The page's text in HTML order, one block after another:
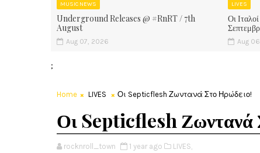
MUSIC NEWS
Underground Releases @ #RnRT / 7th
August
Aug 07, 2026
LIVES
Οι
Aug
;
Home LIVES Οι Septicflesh Ζωντανά Στο Ηρώδειο!
Οι Septicflesh Ζωντανά
rocknroll_town 1 year ago LIVES,